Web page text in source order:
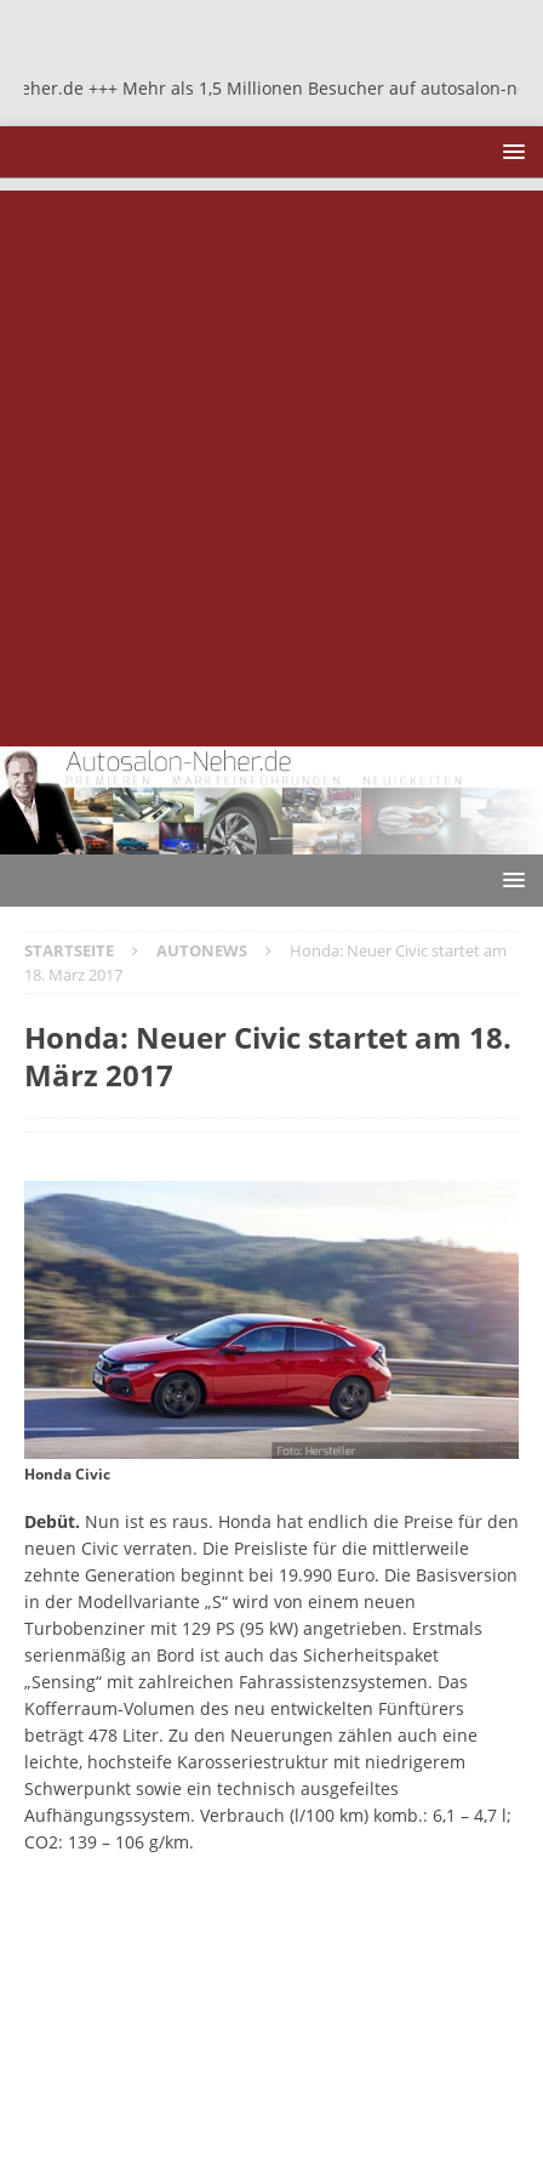
+++ Mehr als 1,5 Millionen Besucher auf autosalon-
STARTSEITE AUTONEWS
Honda: Neuer Civic startet am
18. März 2017
Honda: Neuer Civic startet am 18.
März 2017
Honda Civic
Debüt. Nun ist es raus. Honda hat endlich die Preise für den
neuen Civic verraten. Die Preisliste für die mittlerweile
zehnte Generation beginnt bei 19.990 Euro. Die Basisversion
in der Modellvariante „S“ wird von einem neuen
Turbobenziner mit 129 PS (95 kW) angetrieben. Erstmals
serienmäßig an Bord ist auch das Sicherheitspaket
„Sensing“ mit zahlreichen Fahrassistenzsystemen. Das
Kofferraum-Volumen des neu entwickelten Fünftürers
beträgt 478 Liter. Zu den Neuerungen zählen auch eine
leichte, hochsteife Karosseriestruktur mit niedrigerem
Schwerpunkt sowie ein technisch ausgefeiltes
Aufhängungssystem. Verbrauch (l/100 km) komb.: 6,1 – 4,7 l;
CO2: 139 – 106 g/km.